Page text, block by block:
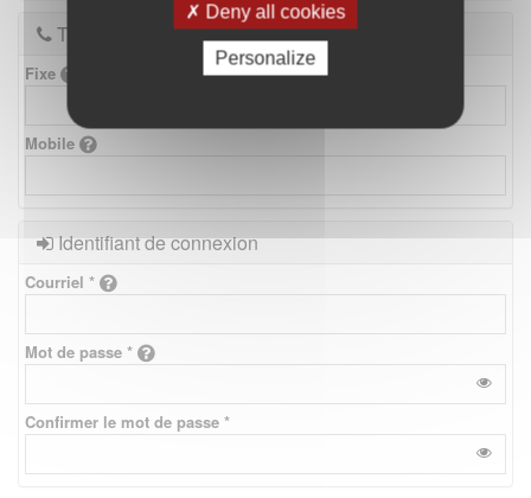
Deny all cookies
Personalize
Téléphones
Fixe
Mobile
Identifiant de connexion
Courriel *
Mot de passe *
Confirmer le mot de passe *